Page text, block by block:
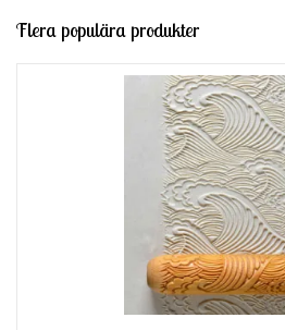
Flera populära produkter